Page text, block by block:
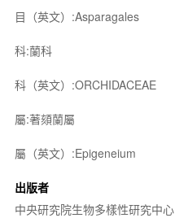
目（英文）:Asparagales
科:蘭科
科（英文）:ORCHIDACEAE
屬:著頦蘭屬
屬（英文）:Epigeneium
出版者
中央研究院生物多樣性研究中心